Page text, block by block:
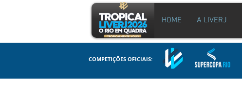
HOME A LIVERJ
COMPETIÇÕES OFICIAIS: